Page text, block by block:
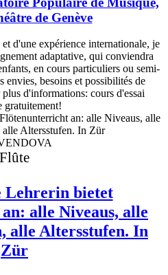
de Genève
d'une expérience internationale, je
adaptative, qui conviendra
en cours particuliers ou semi-
envies, besoins et possibilités de
d'informations: cours d'essai
gratuitement!
Flûte
Lehrerin bietet
alle Niveaus, alle
alle Altersstufen. In
Zür